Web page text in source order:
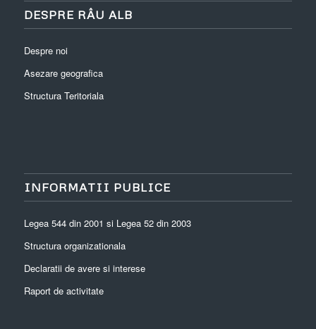
DESPRE RÂU ALB
Despre noi
Asezare geografica
Structura Teritoriala
INFORMATII PUBLICE
Legea 544 din 2001 si Legea 52 din 2003
Structura organizationala
Declaratii de avere si interese
Raport de activitate